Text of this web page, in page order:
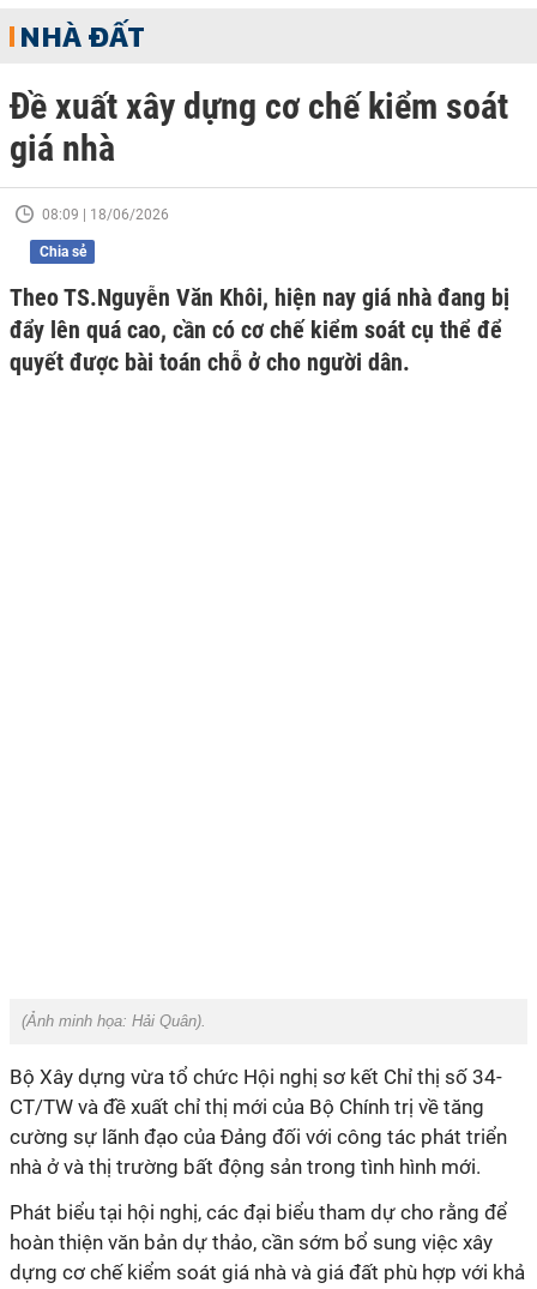
NHÀ ĐẤT
Đề xuất xây dựng cơ chế kiểm soát
giá nhà
08:09 | 18/06/2026
Chia sẻ
Theo TS.Nguyễn Văn Khôi, hiện nay giá nhà đang bị
đẩy lên quá cao, cần có cơ chế kiểm soát cụ thể để
quyết được bài toán chỗ ở cho người dân.
(Ảnh minh họa: Hải Quân).
Bộ Xây dựng vừa tổ chức Hội nghị sơ kết Chỉ thị số 34-
CT/TW và đề xuất chỉ thị mới của Bộ Chính trị về tăng
cường sự lãnh đạo của Đảng đối với công tác phát triển
nhà ở và thị trường bất động sản trong tình hình mới.
Phát biểu tại hội nghị, các đại biểu tham dự cho rằng để
hoàn thiện văn bản dự thảo, cần sớm bổ sung việc xây
dựng cơ chế kiểm soát giá nhà và giá đất phù hợp với khả